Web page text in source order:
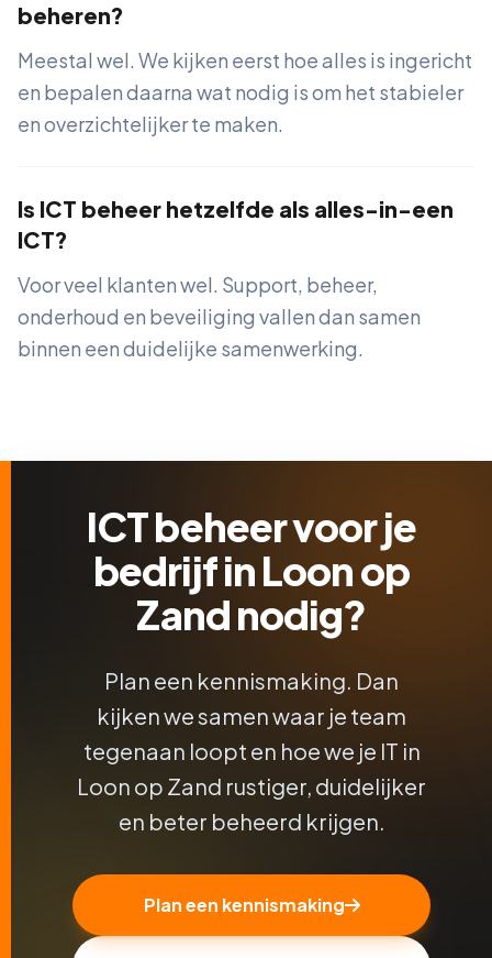
beheren?
Meestal wel. We kijken eerst hoe alles is ingericht
en bepalen daarna wat nodig is om het stabieler
en overzichtelijker te maken.
Is ICT beheer hetzelfde als alles-in-een
ICT?
Voor veel klanten wel. Support, beheer,
onderhoud en beveiliging vallen dan samen
binnen een duidelijke samenwerking.
ICT beheer voor je
bedrijf in Loon op
Zand nodig?
Plan een kennismaking. Dan
kijken we samen waar je team
tegenaan loopt en hoe we je IT in
Loon op Zand rustiger, duidelijker
en beter beheerd krijgen.
Plan een kennismaking